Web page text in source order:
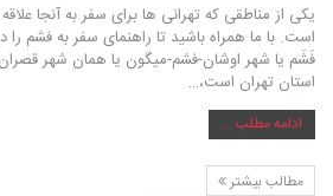
یکی از مناطقی که تهرانی ها برای سفر به آنجا
است. با ما همراه باشید تا راهنمای سفر به فشم را
فَشَم یا شهر اوشان-فشم-میگون یا همان شهر
استان تهران است،‌…
ادامه مطلب ...
مطالب بیشتر